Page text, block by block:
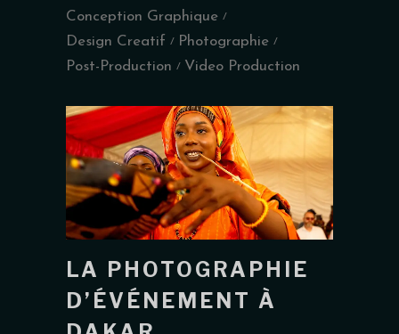
Conception Graphique
Design Creatif
Photographie
Post-Production
Video Production
LA PHOTOGRAPHIE
D’ÉVÉNEMENT À